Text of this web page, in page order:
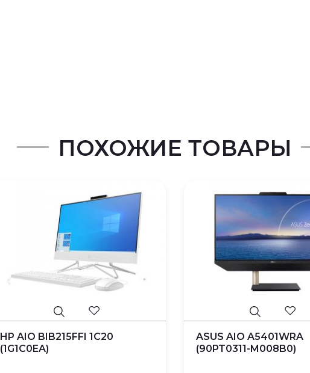
ПОХОЖИЕ ТОВАРЫ
HP AIO BIB215FFI 1C20
(1G1C0EA)
ASUS AIO A5401WRA
(90PT0311-M008B0)